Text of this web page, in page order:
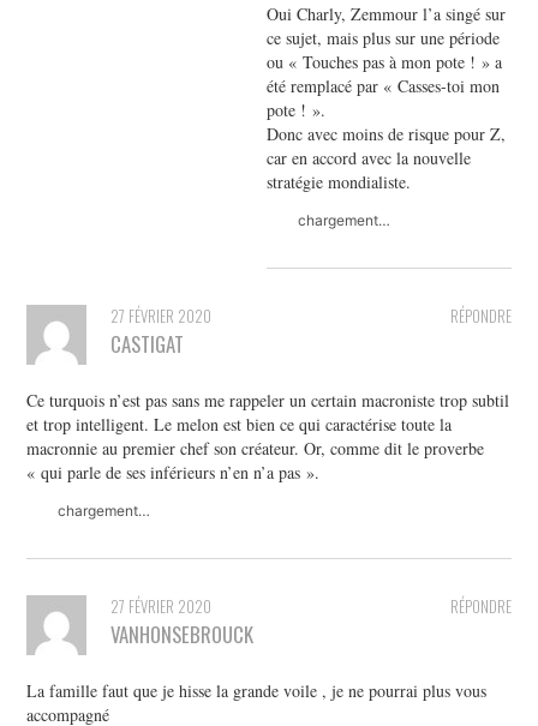
Oui Charly, Zemmour l’a singé sur
ce sujet, mais plus sur une période
ou « Touches pas à mon pote ! » a
été remplacé par « Casses-toi mon
pote ! ».
Donc avec moins de risque pour Z,
car en accord avec la nouvelle
stratégie mondialiste.
chargement…
RÉPONDRE
27 FÉVRIER 2020
CASTIGAT
Ce turquois n’est pas sans me rappeler un certain macroniste trop subtil
et trop intelligent. Le melon est bien ce qui caractérise toute la
macronnie au premier chef son créateur. Or, comme dit le proverbe
« qui parle de ses inférieurs n’en n’a pas ».
chargement…
RÉPONDRE
27 FÉVRIER 2020
VANHONSEBROUCK
La famille faut que je hisse la grande voile , je ne pourrai plus vous
accompagné